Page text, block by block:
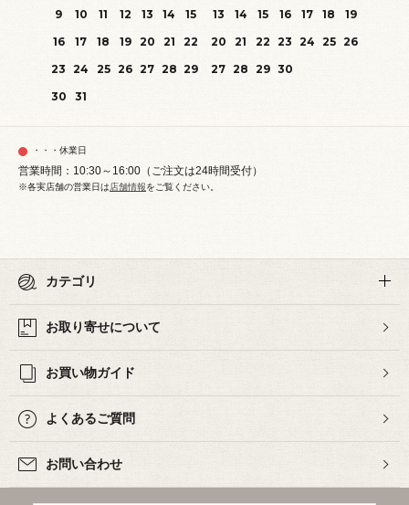
9
10 11 12 13 14
15
16
17 18 19 20 21
22
23 24 25 26 27 28 29
30
31
13
14 15 16 17 18
19
20
21 22 23 24 25 26
27 28 29 30
・・・休業日
営業時間：10:30～16:00（ご注文は24時間受付）
※各実店舗の営業日は店舗情報をご覧ください。
カテゴリ
お取り寄せについて
お買い物ガイド
よくあるご質問
お問い合わせ